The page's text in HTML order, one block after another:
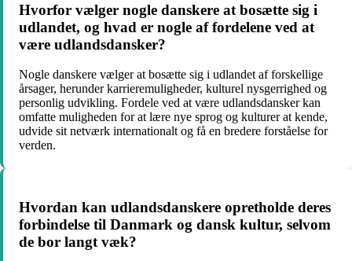
Hvorfor vælger nogle danskere at bosætte sig i
udlandet, og hvad er nogle af fordelene ved at
være udlandsdansker?
Nogle danskere vælger at bosætte sig i udlandet af forskellige
årsager, herunder karrieremuligheder, kulturel nysgerrighed og
personlig udvikling. Fordele ved at være udlandsdansker kan
omfatte muligheden for at lære nye sprog og kulturer at kende,
udvide sit netværk internationalt og få en bredere forståelse for
verden.
Hvordan kan udlandsdanskere opretholde deres
forbindelse til Danmark og dansk kultur, selvom
de bor langt væk?